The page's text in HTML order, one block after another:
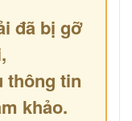
đã bị gỡ
thông tin
khảo.